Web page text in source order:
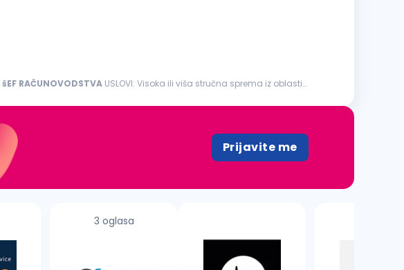
šEF RAČUNOVODSTVA USLOVI: Visoka ili viša stručna sprema iz oblasti
Prijavite me
3 oglasa